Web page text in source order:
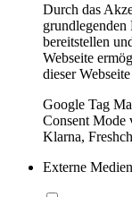
Durch das
grundlegenden
bereitstellen
Webseite
dieser
Google Tag
Consent Mode
Klarna,
Externe